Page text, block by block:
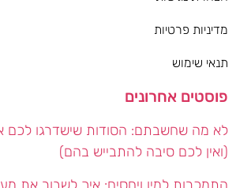
מדיניות פרטיות
תנאי שימוש
פוסטים אחרונים
לא מה שחשבתם: הסודות שישדרגו לכם
(ואין לכם סיבה להתבייש בהם)